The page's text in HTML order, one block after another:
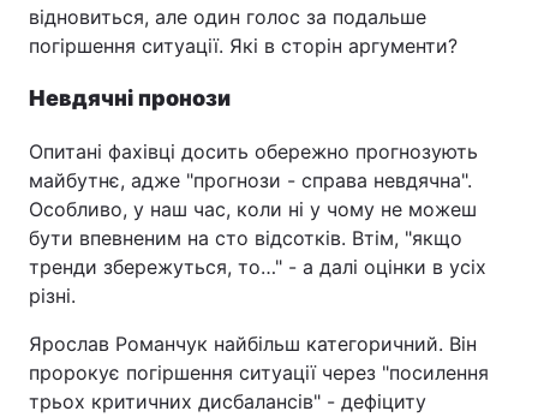
відновиться, але один голос за подальше
погіршення ситуації. Які в сторін аргументи?
Невдячні пронози
Опитані фахівці досить обережно прогнозують
майбутнє, адже "прогнози - справа невдячна".
Особливо, у наш час, коли ні у чому не можеш
бути впевненим на сто відсотків. Втім, "якщо
тренди збережуться, то…" - а далі оцінки в усіх
різні.
Ярослав Романчук найбільш категоричний. Він
пророкує погіршення ситуації через "посилення
трьох критичних дисбалансів" - дефіциту